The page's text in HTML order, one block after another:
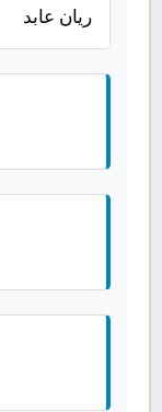
ريان عابد